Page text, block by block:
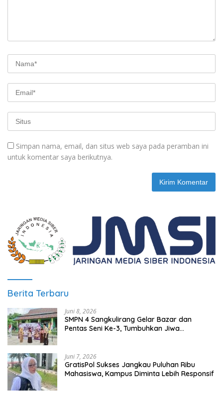
Simpan nama, email, dan situs web saya pada peramban ini
untuk komentar saya berikutnya.
Berita Terbaru
Juni 8, 2026
SMPN 4 Sangkulirang Gelar Bazar dan
Pentas Seni Ke-3, Tumbuhkan Jiwa
Juni 7, 2026
GratisPol Sukses Jangkau Puluhan Ribu
Mahasiswa, Kampus Diminta Lebih Responsif